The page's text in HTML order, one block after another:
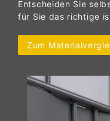
Entscheiden Sie
für Sie das richtige
Zum